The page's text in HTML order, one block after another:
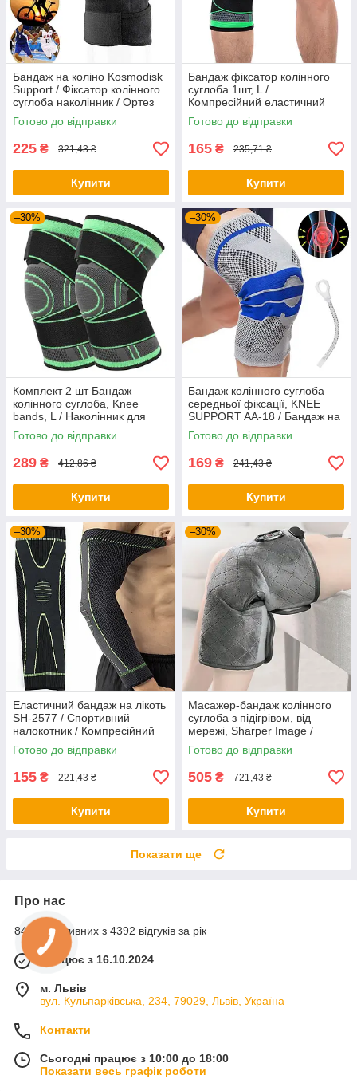
Бандаж на коліно Kosmodisk
Support / Фіксатор колінного
суглоба наколінник / Ортез
на коліно
Готово до відправки
225 ₴ 321,43 ₴
Купити
Бандаж фіксатор колінного
суглоба 1шт, L /
Компресійний еластичний
фіксатор коліна / Наколінник
Готово до відправки
165 ₴ 235,71 ₴
Купити
–30%
Комплект 2 шт Бандаж
колінного суглоба, Knee
bands, L / Наколінник для
спорту / Компресійний
фіксатор коліна
Готово до відправки
289 ₴ 412,86 ₴
Купити
–30%
Бандаж колінного суглоба
середньої фіксації, KNEE
SUPPORT AA-18 / Бандаж на
коліно / Фіксатор коліна /
Наколінник
Готово до відправки
169 ₴ 241,43 ₴
Купити
–30%
Еластичний бандаж на лікоть
SH-2577 / Спортивний
налокотник / Компресійний
бандаж на ліктьовий суглоб
Готово до відправки
155 ₴ 221,43 ₴
Купити
–30%
Масажер-бандаж колінного
суглоба з підігрівом, від
мережі, Sharper Image /
Грілка для колінних суглобів
Готово до відправки
505 ₴ 721,43 ₴
Купити
Показати ще
Про нас
84% позитивних з 4392 відгуків за рік
Працює з 16.10.2024
м. Львів
вул. Кульпарківська, 234, 79029, Львів, Україна
Контакти
Сьогодні працює з 10:00 до 18:00
Показати весь графік роботи